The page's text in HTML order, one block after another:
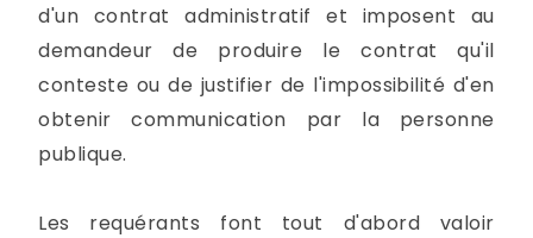
d'un contrat administratif et imposent au
demandeur de produire le contrat qu'il
conteste ou de justifier de l'impossibilité d'en
obtenir communication par la personne
publique.
Les requérants font tout d'abord valoir